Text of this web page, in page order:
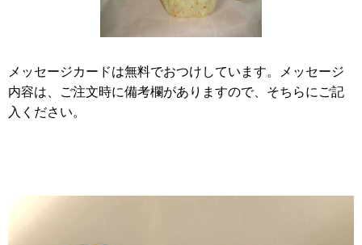
メッセージカードは無料でおつけしています。メッセージ
内容は、ご注文時に備考欄がありますので、そちらにご記
入ください。